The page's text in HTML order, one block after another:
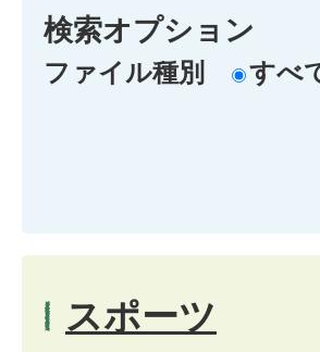
検索オプション
ファイル種別 すべ
スポーツ